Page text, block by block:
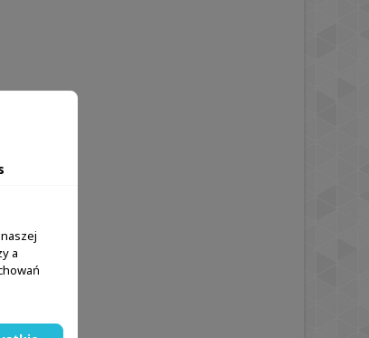
a